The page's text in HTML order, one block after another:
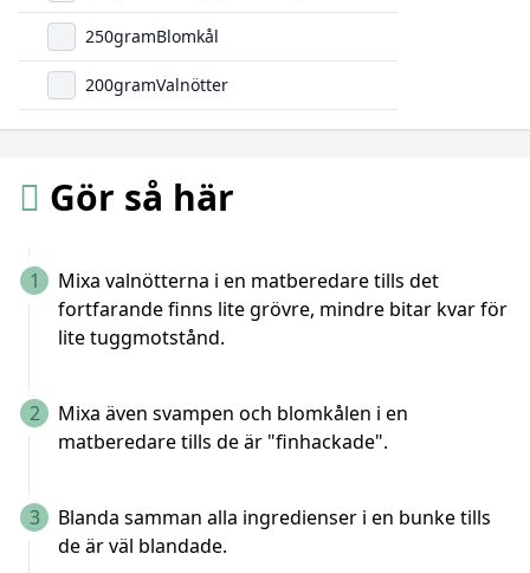
250gramBlomkål
200gramValnötter
Gör så här
1
Mixa valnötterna i en matberedare tills det
fortfarande finns lite grövre, mindre bitar kvar för
lite tuggmotstånd.
2
Mixa även svampen och blomkålen i en
matberedare tills de är "finhackade".
3
Blanda samman alla ingredienser i en bunke tills
de är väl blandade.